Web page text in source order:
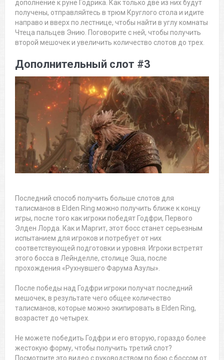
дополнение к руне Годрика. Как только две из них будут
получены, отправляйтесь в трюм Круглого стола и идите
направо и вверх по лестнице, чтобы найти в углу комнаты
Чтеца пальцев Энию. Поговорите с ней, чтобы получить
второй мешочек и увеличить количество слотов до трех.
Дополнительный слот #3
Последний способ получить больше слотов для
талисманов в Elden Ring можно получить ближе к концу
игры, после того как игроки победят Годфри, Первого
Элден Лорда. Как и Маргит, этот босс станет серьезным
испытанием для игроков и потребует от них
соответствующей подготовки и уровня. Игроки встретят
этого босса в Лейнделле, столице Эша, после
прохождения «Рухнувшего Фарума Азулы».
После победы над Годфри игроки получат последний
мешочек, в результате чего общее количество
талисманов, которые можно экипировать в Elden Ring,
возрастет до четырех.
Не можете победить Годфри и его вторую, гораздо более
жестокую форму, чтобы получить третий слот?
Посмотрите это видео с руководством по бою с боссом от